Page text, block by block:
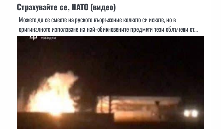
Страхувайте се, НАТО (видео)
Можете да се смеете на руското въоръжение колкото си искате, но в
оригиналното използване на най-обикновените предмети тези облъчени от…